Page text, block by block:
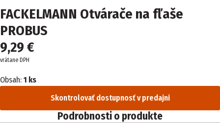
FACKELMANN Otvárače na fľaše
PROBUS
9,29 €
vrátane DPH
Obsah: 1 ks
Skontrolovať dostupnosť v predajni
Podrobnosti o produkte